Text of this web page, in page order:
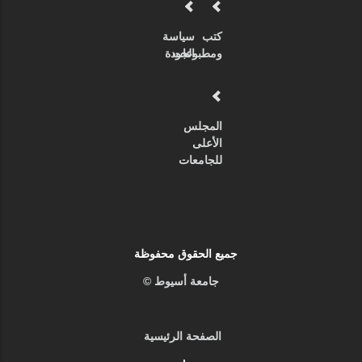
كتب
ومطبوعات
سياسة
الجودة
المجلس
الأعلى
للجامعات
جميع الحقوق محفوظة
جامعة أسيوط ©
الصفحة الرئيسية